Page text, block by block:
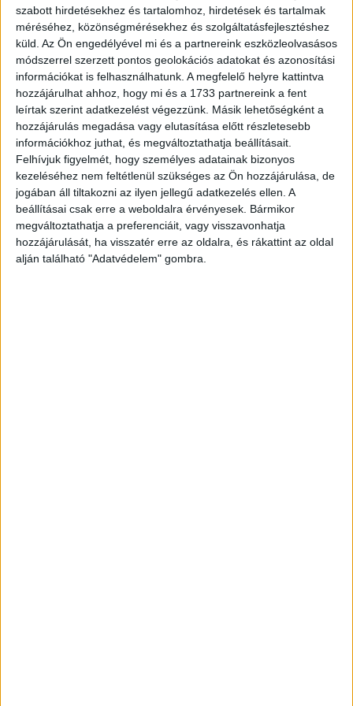
szabott hirdetésekhez és tartalomhoz, hirdetések és tartalmak
méréséhez, közönségmérésekhez és szolgáltatásfejlesztéshez
küld. Az Ön engedélyével mi és a partnereink eszközleolvasásos
módszerrel szerzett pontos geolokációs adatokat és azonosítási
információkat is felhasználhatunk. A megfelelő helyre kattintva
hozzájárulhat ahhoz, hogy mi és a 1733 partnereink a fent
leírtak szerint adatkezelést végezzünk. Másik lehetőségként a
hozzájárulás megadása vagy elutasítása előtt részletesebb
információkhoz juthat, és megváltoztathatja beállításait.
Felhívjuk figyelmét, hogy személyes adatainak bizonyos
kezeléséhez nem feltétlenül szükséges az Ön hozzájárulása, de
jogában áll tiltakozni az ilyen jellegű adatkezelés ellen. A
beállításai csak erre a weboldalra érvényesek. Bármikor
megváltoztathatja a preferenciáit, vagy visszavonhatja
hozzájárulását, ha visszatér erre az oldalra, és rákattint az oldal
alján található "Adatvédelem" gombra.
vállalatot a piaci szerep további erősítésére. Külön
kiemelném a content commerce területen rejlő
lehetőségeket, ezek kiaknázása prioritás a számomra” –
mondta Jurásek Sándor.
„Jurásek Sándor személyében egy precíz, határozott és
tapasztalt médiás vezetőt igazoltunk le, aki reményeink
szerint összehangolja majd azt a rengeteg értéket, amely
ebben a sokoldalú vállalatban rejlik. Sándor feladata lesz a
digitalizáció fejlesztésének folytatása is, amelyben az
elmúlt években Pastyik Renáta már hatalmas sikereket ért
el. Köszönjük Reninek az elhivatottságát, profizmusát és
két évtizedes munkáját a Marquard Mediánál” – mondta
Óhidi Zsuzsanna a Marquard Media Magyarország